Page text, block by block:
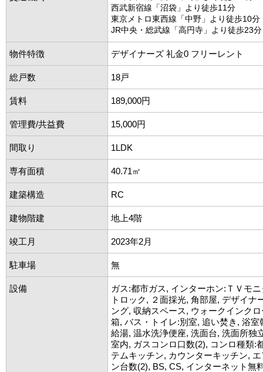
西武新宿線「沼袋」より徒歩11分
東京メトロ東西線「中野」より徒歩10分
JR中央・総武線「高円寺」より徒歩23分
物件特徴 デザイナーズ 礼金0 フリーレント
総戸数 18戸
賃料 189,000円
管理費/共益費 15,000円
間取り 1LDK
専有面積 40.71㎡
建築構造 RC
建物階建 地上4階
竣工月 2023年2月
駐車場 無
設備
ガス:都市ガス, インターホン:ＴＶモ
トロック, ２面採光, 角部屋, デザイナ
ング, 収納スペース, ウォークインク
箱, バス・トイレ:別室, 追い焚き, 浴室
給湯, 温水洗浄便座, 洗面台, 洗面所独
室内, ガスコンロ口数(2), コンロ種類:
テムキッチン, カウンターキッチン,
ン台数(2), BS, CS, インターネット無